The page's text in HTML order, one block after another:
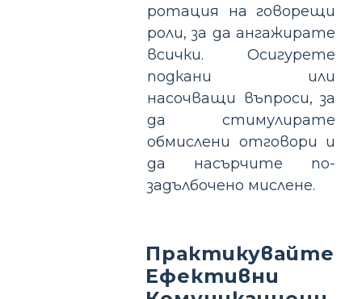
ротация на говорещи
роли, за да ангажирате
всички. Осигурете
подкани или
насочващи въпроси, за
да стимулирате
обмислени отговори и
да насърчите по-
задълбочено мислене.
Практикувайте
Ефективни